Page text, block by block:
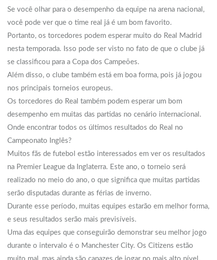
Se você olhar para o desempenho da equipe na arena nacional,
você pode ver que o time real já é um bom favorito.
Portanto, os torcedores podem esperar muito do Real Madrid
nesta temporada. Isso pode ser visto no fato de que o clube já
se classificou para a Copa dos Campeões.
Além disso, o clube também está em boa forma, pois já jogou
nos principais torneios europeus.
Os torcedores do Real também podem esperar um bom
desempenho em muitas das partidas no cenário internacional.
Onde encontrar todos os últimos resultados do Real no
Campeonato Inglês?
Muitos fãs de futebol estão interessados em ver os resultados
na Premier League da Inglaterra. Este ano, o torneio será
realizado no meio do ano, o que significa que muitas partidas
serão disputadas durante as férias de inverno.
Durante esse período, muitas equipes estarão em melhor forma,
e seus resultados serão mais previsíveis.
Uma das equipes que conseguirão demonstrar seu melhor jogo
durante o intervalo é o Manchester City. Os Citizens estão